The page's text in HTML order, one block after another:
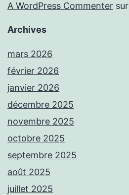
A WordPress Commenter sur
Archives
mars 2026
février 2026
janvier 2026
décembre 2025
novembre 2025
octobre 2025
septembre 2025
août 2025
juillet 2025